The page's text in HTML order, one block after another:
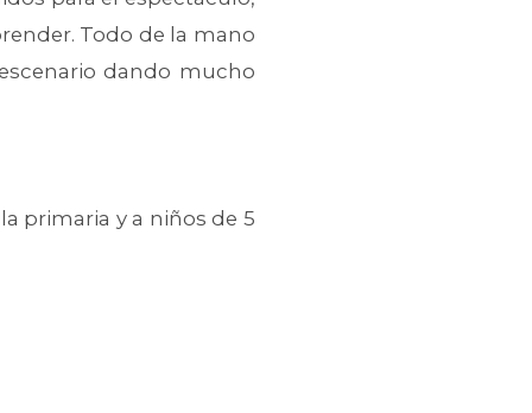
Todo de la mano
dando mucho
primaria y a niños de 5